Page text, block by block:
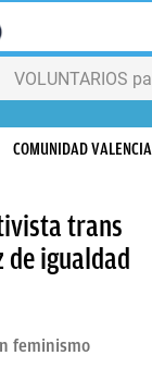
VOLUNTARIOS
COMUNIDAD
trans
igualdad
feminismo